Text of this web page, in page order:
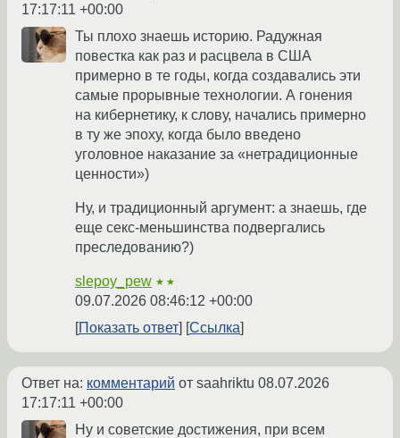
17:17:11 +00:00
Ты плохо знаешь историю. Радужная
повестка как раз и расцвела в США
примерно в те годы, когда создавались эти
самые прорывные технологии. А гонения
на кибернетику, к слову, начались примерно
в ту же эпоху, когда было введено
уголовное наказание за «нетрадиционные
ценности»)
Ну, и традиционный аргумент: а знаешь, где
еще секс-меньшинства подвергались
преследованию?)
slepoy_pew ★★
09.07.2026 08:46:12 +00:00
Показать ответ
Ссылка
Ответ на: комментарий от saahriktu 08.07.2026
17:17:11 +00:00
Ну и советские достижения, при всем